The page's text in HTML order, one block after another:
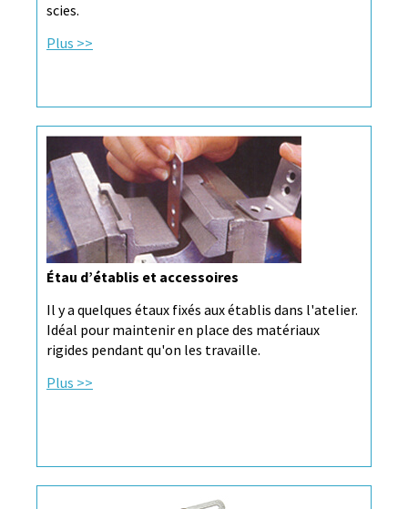
scies.
Plus >>
Étau d’établis et accessoires
Il y a quelques étaux fixés aux établis dans l'atelier.
Idéal pour maintenir en place des matériaux
rigides pendant qu'on les travaille.
Plus >>